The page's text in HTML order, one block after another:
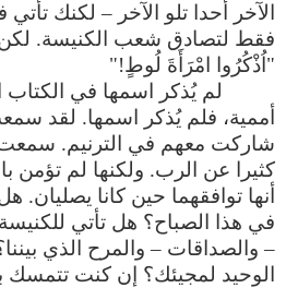
الآخر أحدا تلو الآخر – لكنك
فقط لتصادق شعب الكنيسة. لكن
"اُذْكُرُوا امْرَأَةَ لُوطٍ!"
لم يُذكر اسمها في
أممية، فلم يُذكر اسمها. لقد
شاركت معهم في الترنيم. سمعت
كثيرا عن الرب. ولكنها لم تؤمن
أنها توافقهما حين كانا يصليان.
في هذا الصباح؟ هل تأتي
– والصداقات – والمرح الذي
الوحيد لمجيئك؟ إن كنت تتمسك